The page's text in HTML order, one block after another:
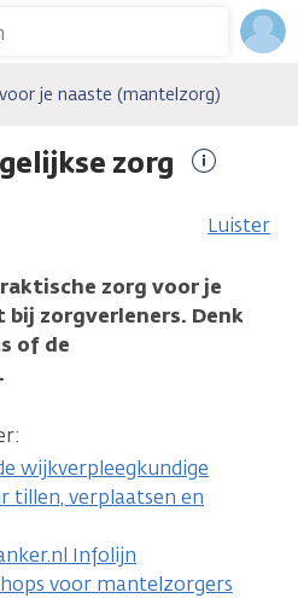
je naaste (mantelzorg)
zorg
Luister
zorg voor je
zorgverleners. Denk
of de
wijkverpleegkundige
tillen, verplaatsen en
Infolijn
voor mantelzorgers